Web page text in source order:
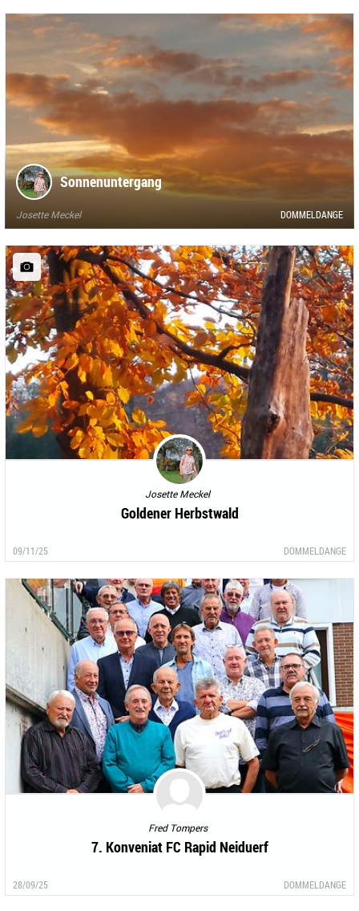
Sonnenuntergang
Josette Meckel DOMMELDANGE
Josette Meckel
Goldener Herbstwald
09/11/25 DOMMELDANGE
Fred Tompers
7. Konveniat FC Rapid Neiduerf
28/09/25 DOMMELDANGE